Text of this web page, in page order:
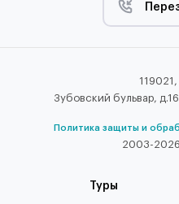
Зубовский бульвар,
Политика защиты и
2003-
Туры